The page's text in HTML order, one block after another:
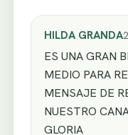
HILDA GRANDA
ES UNA GRAN
MEDIO PARA
MENSAJE DE
NUESTRO
GLORIA